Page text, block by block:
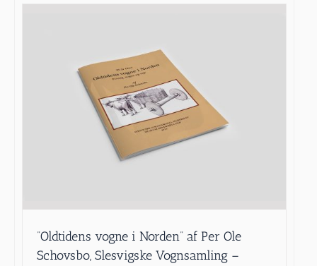
”Oldtidens vogne i Norden” af Per Ole
Schovsbo, Slesvigske Vognsamling –